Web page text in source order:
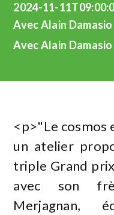
2024-11-
Avec Alain
Avec Alain
<p>"Le cosmos
un atelier
triple Grand
avec son
Merjagnan,